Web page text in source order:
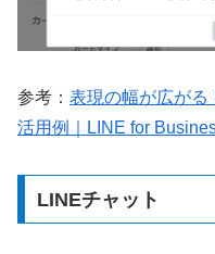
参考： 表現の幅が広がる
活用例｜LINE for
LINEチャット